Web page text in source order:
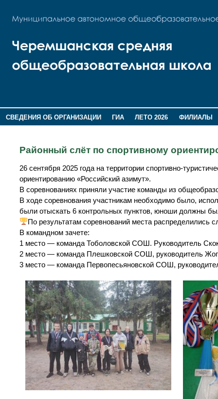
СВЕДЕНИЯ ОБ ОРГАНИЗАЦИИ ГИА ЛЕТО 2026
ФИЛИАЛЫ
Районный слёт по спортивному
26 сентября 2025 года на территории спортивно-
ориентированию «Российский азимут».
В соревнованиях приняли участие команды из
В ходе соревнования участникам необходимо было,
были отыскать 6 контрольных пунктов, юноши должны
По результатам соревнований места распределились
В командном зачете:
1 место — команда Тоболовской СОШ. Руководитель
2 место — команда Плешковской СОШ, руководитель
3 место — команда Первопесьяновской СОШ,